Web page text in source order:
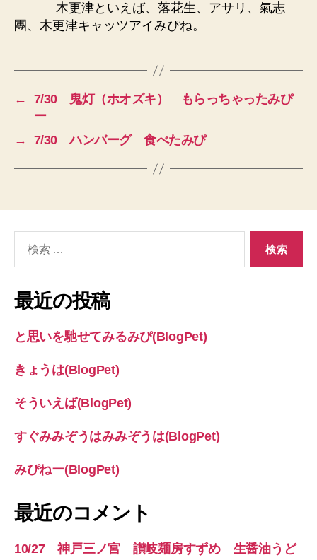
木更津といえば、落花生、アサリ、氣志
團、木更津キャッツアイみぴね。
←
7/30 鬼灯（ホオズキ） もらっちゃったみぴ
ー
→
7/30 ハンバーグ 食べたみぴ
象:
最近の投稿
と思いを馳せてみるみぴ(BlogPet)
きょうは(BlogPet)
そういえば(BlogPet)
すぐみみぞうはみみぞうは(BlogPet)
みぴねー(BlogPet)
最近のコメント
10/27 神戸三ノ宮 讃岐麺房すずめ 生醤油うど